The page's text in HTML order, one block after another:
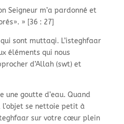
Seigneur m’a pardonné et
» [36 : 27]
sont muttaqi. L’isteghfaar
éléments qui nous
d’Allah (swt) et
une goutte d’eau. Quand
se nettoie petit à
sur votre cœur plein